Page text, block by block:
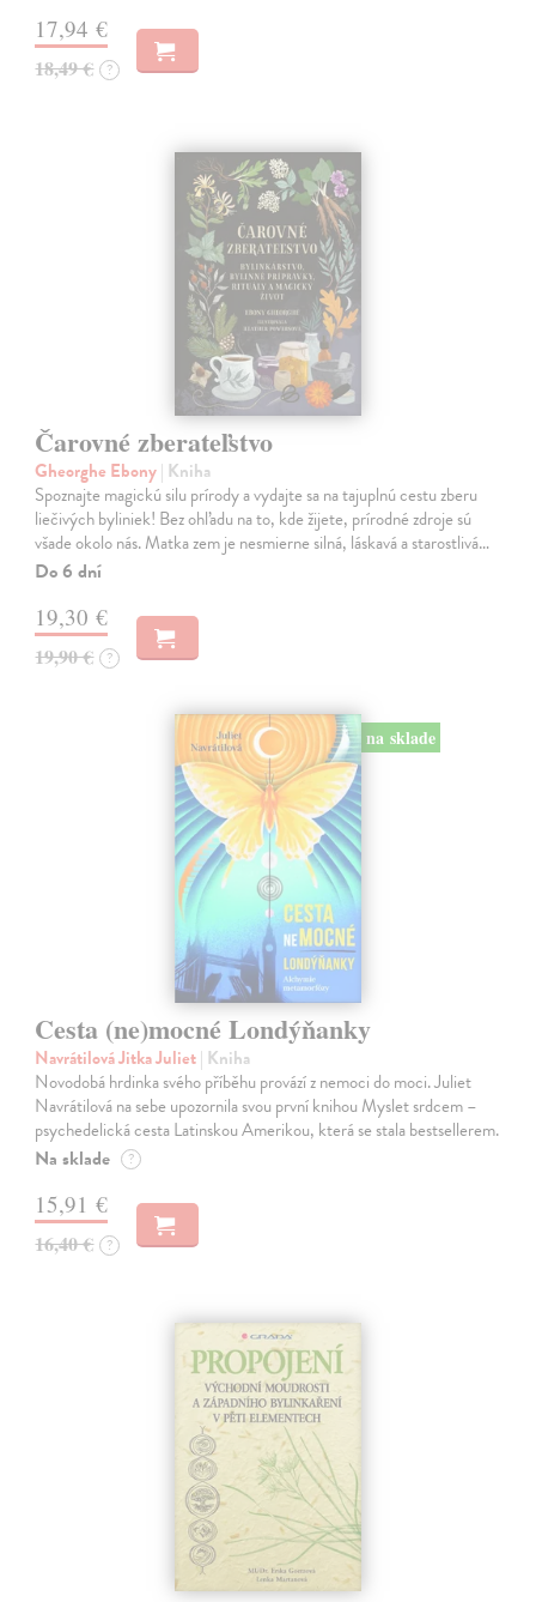
17,94 €
18,49 € ?
Čarovné zberateľstvo
Gheorghe Ebony| Kniha
Spoznajte magickú silu prírody a vydajte sa na tajuplnú cestu zberu
liečivých byliniek! Bez ohľadu na to, kde žijete, prírodné zdroje sú
všade okolo nás. Matka zem je nesmierne silná, láskavá a starostlivá…
Do 6 dní
19,30 €
19,90 € ?
na sklade
Cesta (ne)mocné Londýňanky
Navrátilová Jitka Juliet| Kniha
Novodobá hrdinka svého příběhu provází z nemoci do moci. Juliet
Navrátilová na sebe upozornila svou první knihou Myslet srdcem –
psychedelická cesta Latinskou Amerikou, která se stala bestsellerem.
Na sklade ?
15,91 €
16,40 € ?